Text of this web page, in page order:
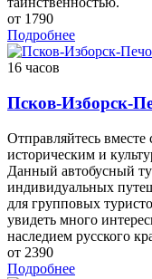
от 1790
Подробнее
16 часов
Псков-Изборск-
Отправляйтесь
историческим и
Данный автобусный
индивидуальных
для групповых
увидеть много
наследием русского
от 2390
Подробнее